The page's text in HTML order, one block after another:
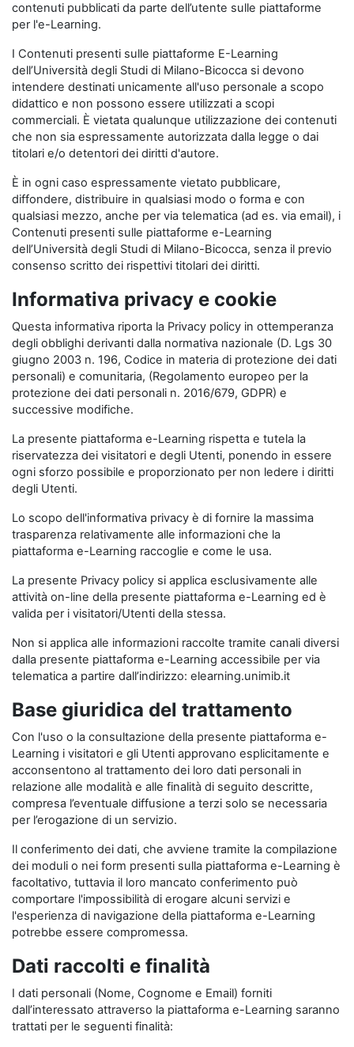
contenuti pubblicati da parte dell’utente sulle piattaforme
per l'e-Learning.
I Contenuti presenti sulle piattaforme E-Learning
dell’Università degli Studi di Milano-Bicocca si devono
intendere destinati unicamente all'uso personale a scopo
didattico e non possono essere utilizzati a scopi
commerciali. È vietata qualunque utilizzazione dei contenuti
che non sia espressamente autorizzata dalla legge o dai
titolari e/o detentori dei diritti d'autore.
È in ogni caso espressamente vietato pubblicare,
diffondere, distribuire in qualsiasi modo o forma e con
qualsiasi mezzo, anche per via telematica (ad es. via email), i
Contenuti presenti sulle piattaforme e-Learning
dell’Università degli Studi di Milano-Bicocca, senza il previo
consenso scritto dei rispettivi titolari dei diritti.
Informativa privacy e cookie
Questa informativa riporta la Privacy policy in ottemperanza
degli obblighi derivanti dalla normativa nazionale (D. Lgs 30
giugno 2003 n. 196, Codice in materia di protezione dei dati
personali) e comunitaria, (Regolamento europeo per la
protezione dei dati personali n. 2016/679, GDPR) e
successive modifiche.
La presente piattaforma e-Learning rispetta e tutela la
riservatezza dei visitatori e degli Utenti, ponendo in essere
ogni sforzo possibile e proporzionato per non ledere i diritti
degli Utenti.
Lo scopo dell'informativa privacy è di fornire la massima
trasparenza relativamente alle informazioni che la
piattaforma e-Learning raccoglie e come le usa.
La presente Privacy policy si applica esclusivamente alle
attività on-line della presente piattaforma e-Learning ed è
valida per i visitatori/Utenti della stessa.
Non si applica alle informazioni raccolte tramite canali diversi
dalla presente piattaforma e-Learning accessibile per via
telematica a partire dall’indirizzo: elearning.unimib.it
Base giuridica del trattamento
Con l'uso o la consultazione della presente piattaforma e-
Learning i visitatori e gli Utenti approvano esplicitamente e
acconsentono al trattamento dei loro dati personali in
relazione alle modalità e alle finalità di seguito descritte,
compresa l’eventuale diffusione a terzi solo se necessaria
per l’erogazione di un servizio.
Il conferimento dei dati, che avviene tramite la compilazione
dei moduli o nei form presenti sulla piattaforma e-Learning è
facoltativo, tuttavia il loro mancato conferimento può
comportare l'impossibilità di erogare alcuni servizi e
l'esperienza di navigazione della piattaforma e-Learning
potrebbe essere compromessa.
Dati raccolti e finalità
I dati personali (Nome, Cognome e Email) forniti
dall’interessato attraverso la piattaforma e-Learning saranno
trattati per le seguenti finalità: